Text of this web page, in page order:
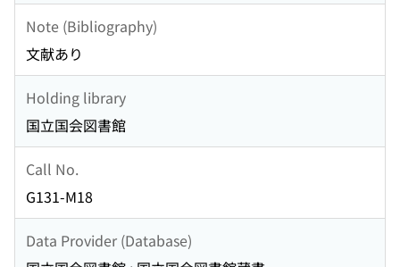
Note (Bibliography)
文献あり
Holding library
国立国会図書館
Call No.
G131-M18
Data Provider (Database)